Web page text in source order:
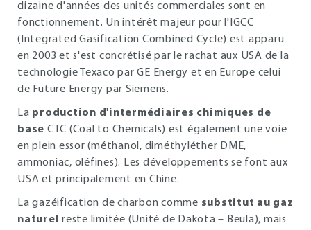
dizaine d'années des unités commerciales sont en
fonctionnement. Un intérêt majeur pour l'IGCC
(Integrated Gasification Combined Cycle) est apparu
en 2003 et s'est concrétisé par le rachat aux USA de la
technologie Texaco par GE Energy et en Europe celui
de Future Energy par Siemens.
La production d'intermédiaires chimiques de
base CTC (Coal to Chemicals) est également une voie
en plein essor (méthanol, diméthyléther DME,
ammoniac, oléfines). Les développements se font aux
USA et principalement en Chine.
La gazéification de charbon comme substitut au gaz
naturel
reste limitée (Unité de Dakota – Beula), mais